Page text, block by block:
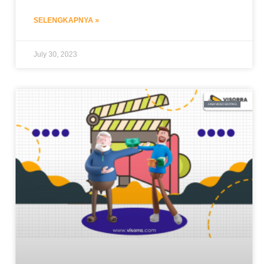
SELENGKAPNYA »
July 30, 2023
JASA VIDEO EDITING